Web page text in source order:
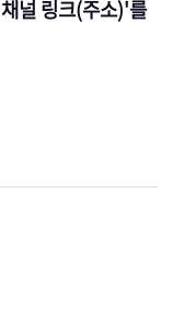
널 링크(주소)'를